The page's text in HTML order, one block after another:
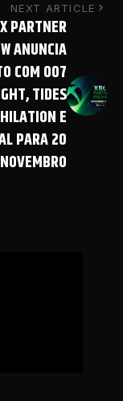
NEXT ARTICLE
PARTNER
ANUNCIA
COM 007
TIDES
E
PARA 20